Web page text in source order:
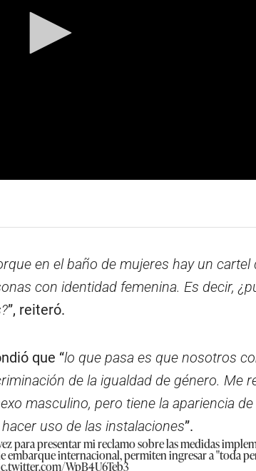
en el baño de mujeres hay un cartel
con identidad femenina. Es decir,
”, reiteró.
que “lo que pasa es que nosotros
de la igualdad de género. Me
masculino, pero tiene la apariencia de
uso de las instalaciones”.
para presentar mi reclamo sobre las medidas
embarque internacional, permiten ingresar a "toda
WpB4U6Teb3